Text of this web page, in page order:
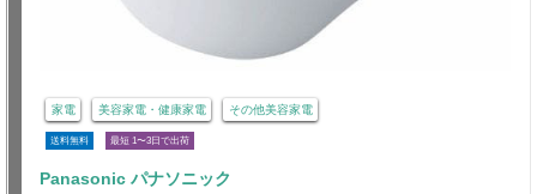
家電 美容家電・健康家電 その他美容家電
送料無料 最短 1〜3日で出荷
Panasonic パナソニック